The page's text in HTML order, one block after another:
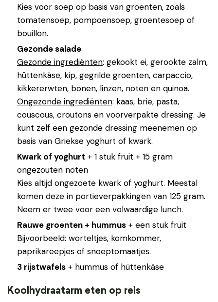
Kies voor soep op basis van groenten, zoals
tomatensoep, pompoensoep, groentesoep of
bouillon.
Gezonde salade
Gezonde ingrediënten: gekookt ei, gerookte zalm,
hüttenkäse, kip, gegrilde groenten, carpaccio,
kikkererwten, bonen, linzen, noten en quinoa.
Ongezonde ingrediënten: kaas, brie, pasta,
couscous, croutons en voorverpakte dressing. Je
kunt zelf een gezonde dressing meenemen op
basis van Griekse yoghurt of kwark.
Kwark of yoghurt + 1 stuk fruit + 15 gram
ongezouten noten
Kies altijd ongezoete kwark of yoghurt. Meestal
komen deze in portieverpakkingen van 125 gram.
Neem er twee voor een volwaardige lunch.
Rauwe groenten + hummus + een stuk fruit
Bijvoorbeeld: worteltjes, komkommer,
paprikareepjes of snoeptomaatjes.
3 rijstwafels + hummus of hüttenkäse
Koolhydraatarm eten op reis